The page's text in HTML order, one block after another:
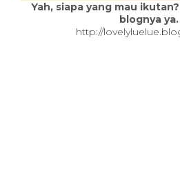
Yah, siapa yang mau
blognya ya.
http://